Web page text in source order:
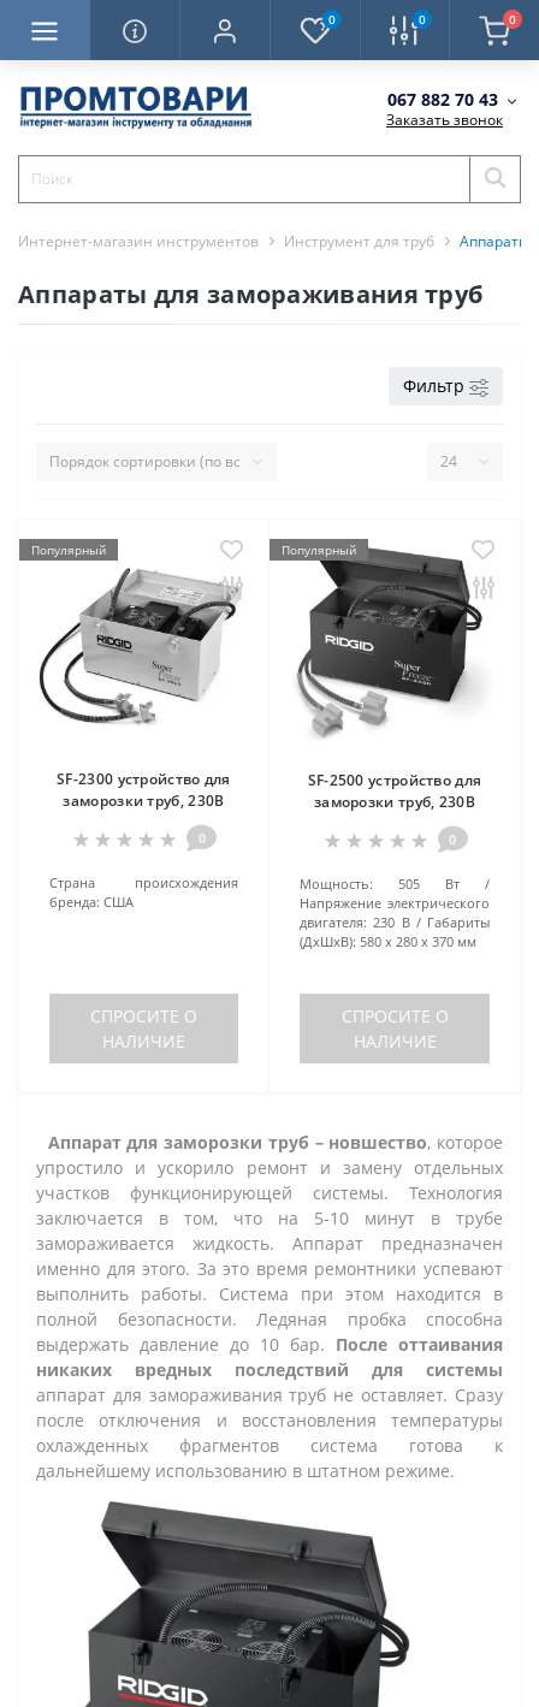
0 0 0
067 882 70 43
Заказать звонок
Интернет-магазин инструментов Инструмент для труб Аппараты
Аппараты для замораживания труб
Фильтр
Популярный
SF-2300 устройство для
заморозки труб, 230В
0
Страна происхождения
бренда: США
СПРОСИТЕ О
НАЛИЧИЕ
Популярный
SF-2500 устройство для
заморозки труб, 230В
0
Мощность:
505 Вт
Напряжение электрического
двигателя: 230 В
Габариты
(ДхШхВ): 580 х 280 х 370 мм
СПРОСИТЕ О
НАЛИЧИЕ
Аппарат для заморозки труб – новшество, которое
упростило и ускорило ремонт и замену отдельных
участков функционирующей системы. Технология
заключается в том, что на 5-10 минут в трубе
замораживается жидкость. Аппарат предназначен
именно для этого. За это время ремонтники успевают
выполнить работы. Система при этом находится в
полной безопасности. Ледяная пробка способна
выдержать давление до 10 бар. После оттаивания
никаких вредных последствий для системы
аппарат для замораживания труб не оставляет. Сразу
после отключения и восстановления температуры
охлажденных фрагментов система готова к
дальнейшему использованию в штатном режиме.